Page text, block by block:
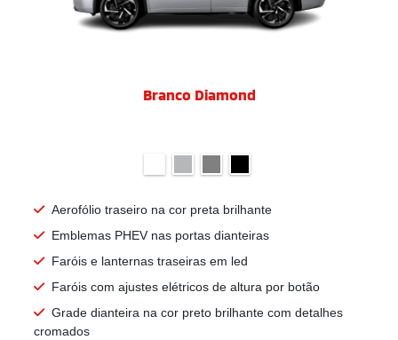
Branco Diamond
Aerofólio traseiro na cor preta brilhante
Emblemas PHEV nas portas dianteiras
Faróis e lanternas traseiras em led
Faróis com ajustes elétricos de altura por botão
Grade dianteira na cor preto brilhante com detalhes
cromados